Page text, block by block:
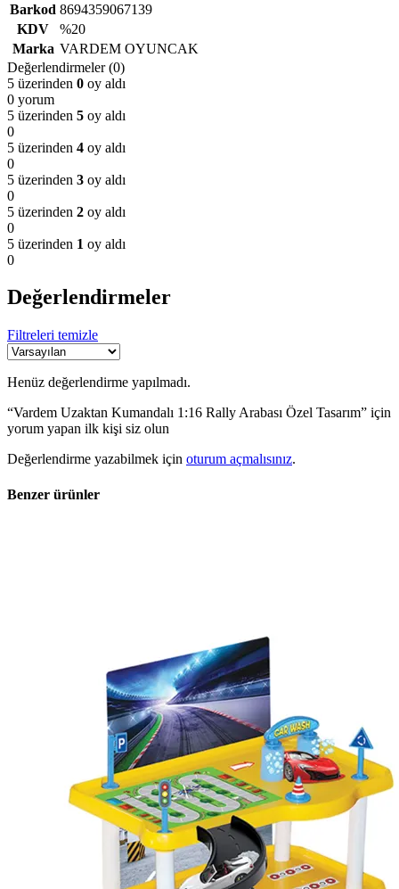
Barkod 8694359067139
KDV
%20
Marka VARDEM OYUNCAK
Değerlendirmeler (0)
5 üzerinden 0 oy aldı
0 yorum
5 üzerinden 5 oy aldı
0
5 üzerinden 4 oy aldı
0
5 üzerinden 3 oy aldı
0
5 üzerinden 2 oy aldı
0
5 üzerinden 1 oy aldı
0
Değerlendirmeler
Filtreleri temizle
Henüz değerlendirme yapılmadı.
“Vardem Uzaktan Kumandalı 1:16 Rally Arabası Özel Tasarım” için
yorum yapan ilk kişi siz olun
Değerlendirme yazabilmek için oturum açmalısınız.
Benzer ürünler